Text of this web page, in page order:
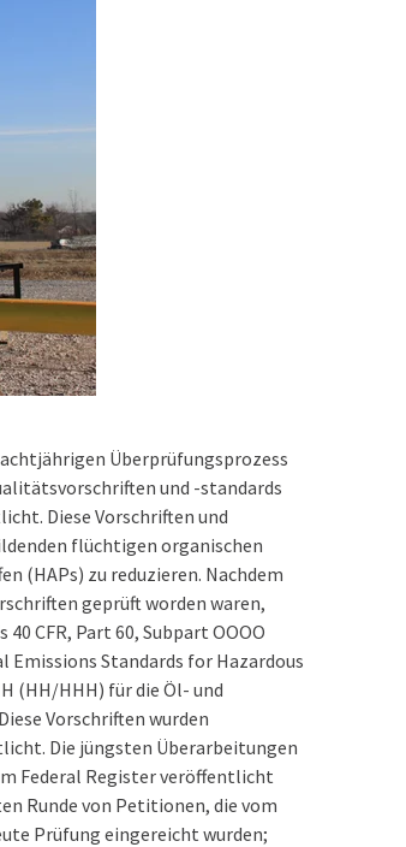
Überprüfungsprozess
und -standards
Diese Vorschriften und
flüchtigen organischen
(HAPs) zu reduzieren. Nachdem
geprüft worden waren,
CFR, Part 60, Subpart OOOO
Emissions Standards for Hazardous
(HH/HHH) für die Öl- und
Vorschriften wurden
Die jüngsten Überarbeitungen
Federal Register veröffentlicht
Runde von Petitionen, die vom
Prüfung eingereicht wurden;